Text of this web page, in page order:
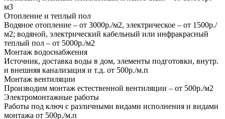
м3
Отопление и теплый пол
Водяное отопление – от 3000р./м2, электрическое – от 1500р./
м2; водяной, электрический кабельный или инфракрасный
теплый пол – от 5000р./м2
Монтаж водоснабжения
Источник, доставка воды в дом, элементы подготовки, внутр.
и внешняя канализация и т.д. от 500р./м.п
Монтаж вентиляции
Производим монтаж естественной вентиляции – от 500р./м2
Электромонтажные работы
Работы под ключ с различными видами исполнения и видами
монтажа от 500р./м.п